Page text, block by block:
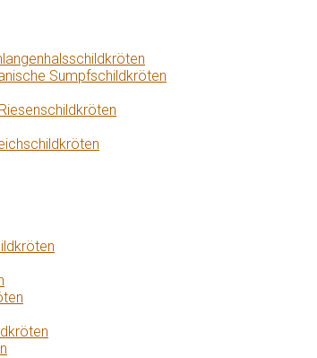
Sumpfschildkröten